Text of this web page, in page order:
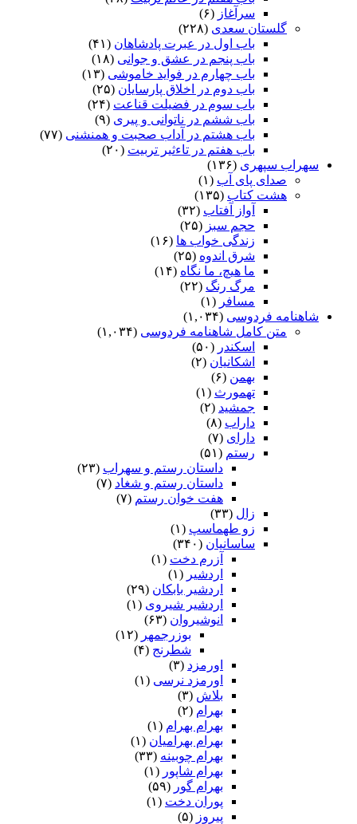
سرآغاز (۶)
گلستان سعدی (۲۲۸)
باب اول در عبرت پادشاهان (۴۱)
باب پنجم در عشق و جوانى (۱۸)
باب چهارم در فواید خاموشى (۱۳)
باب دوم در اخلاق پارسایان (۲۵)
باب سوم در فضیلت قناعت (۲۴)
باب ششم در ناتوانى و پیرى (۹)
باب هشتم در آداب صحبت و همنشنى (۷۷)
باب هفتم در تاءثیر تربیت (۲۰)
سهراب سپهری (۱۳۶)
صدای پای آب (۱)
هشت کتاب (۱۳۵)
آواز آفتاب (۳۲)
حجم سبز (۲۵)
زندگی خواب ها (۱۶)
شرق اندوه (۲۵)
ما هیچ، ما نگاه (۱۴)
مرگ رنگ (۲۲)
مسافر (۱)
شاهنامه فردوسی (۱,۰۳۴)
متن کامل شاهنامه فردوسی (۱,۰۳۴)
اسکندر (۵۰)
اشکانیان (۲)
بهمن (۶)
تهمورث (۱)
جمشید (۲)
داراب (۸)
دارای (۷)
رستم (۵۱)
داستان رستم و سهراب (۲۳)
داستان رستم و شغاد (۷)
هفت خوان رستم‏ (۷)
زال (۳۳)
زو طهماسپ‏ (۱)
ساسانیان (۳۴۰)
آزرم دخت (۱)
اردشیر (۱)
اردشیر بابکان (۲۹)
اردشیر شیروی (۱)
انوشیروان (۶۳)
بوزرجمهر (۱۲)
شطرنج (۴)
اورمزد (۳)
اورمزد نرسى‏ (۱)
بلاش (۳)
بهرام (۲)
بهرام بهرام (۱)
بهرام بهرامیان‏ (۱)
بهرام چوبینه (۳۳)
بهرام شاپور (۱)
بهرام گور (۵۹)
پوران دخت (۱)
پیروز (۵)